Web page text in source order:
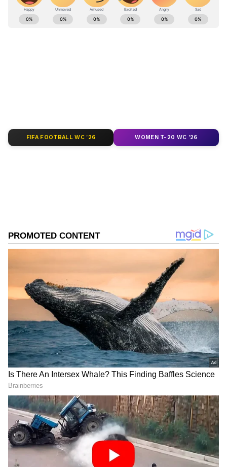
40,067 ಅತಿಥಿ ಶಿಕ್ಷಕರ ನೇಮಕಾತಿಗೆ
Related Articles
ಪುಟ್ಟ ತಮ್ಮನಿಗೆ ಬಂದ ದೊಡ್ಡ ಕಾಯಿಲೆ, ಛಲ ಬಿಡದ
ಬೆಂಗಳೂರಿನ 17 ವರ್ಷದ ಅಕ್ಕ ಈಗ Forbes Under 30
ಸಾಧಕಿ!
ಈ 5 ರಾಶಿಗೆ ಜೂನ್ 2026 ರಲ್ಲಿ ಒತ್ತಡಕ್ಕೆ ಒಳಗಾಗುವ
ರೂಪುಗೊಳ್ಳುತ್ತದೆ
ABOUT THE AUTHOR
DOWNLOAD APP
RECOMMENDED STORIES
Rohini Vs Roopa: ವೃತ್ತಿ ಜೀವನ
ಆರೋಗ್ಯ ಇಲಾಖೆಗೆ ಸಚಿವ
FIFA FOOTBALL WC '26 WOMEN T-20 WC '26